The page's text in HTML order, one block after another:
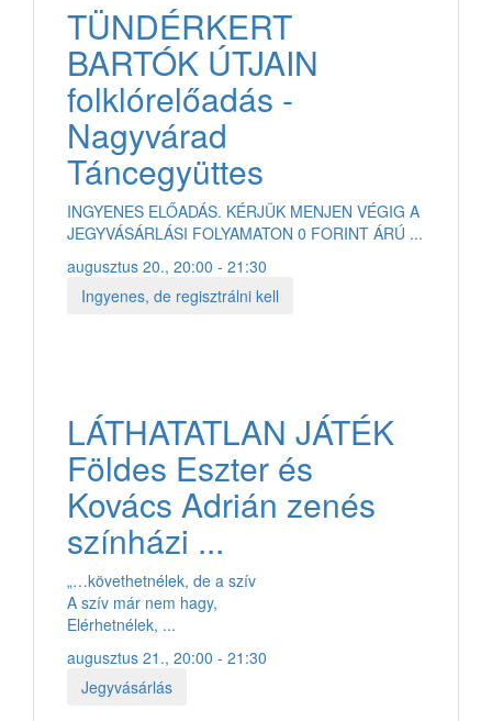
TÜNDÉRKERT
BARTÓK ÚTJAIN
folklórelőadás -
Nagyvárad
Táncegyüttes
INGYENES ELŐADÁS. KÉRJÜK MENJEN VÉGIG A
JEGYVÁSÁRLÁSI FOLYAMATON 0 FORINT ÁRÚ ...
augusztus 20., 20:00 - 21:30
Ingyenes, de regisztrálni kell
LÁTHATATLAN JÁTÉK
Földes Eszter és
Kovács Adrián zenés
színházi ...
„…követhetnélek, de a szív
A szív már nem hagy,
Elérhetnélek, ...
augusztus 21., 20:00 - 21:30
Jegyvásárlás